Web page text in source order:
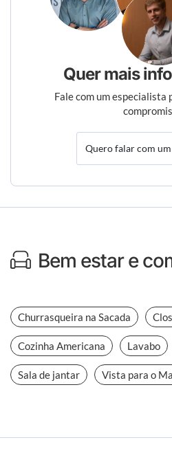
Quer mais
Fale com um especialista
Quero falar com
Bem estar e
Churrasqueira na Sacada
Cozinha Americana Lavabo
Sala de jantar Vista para o